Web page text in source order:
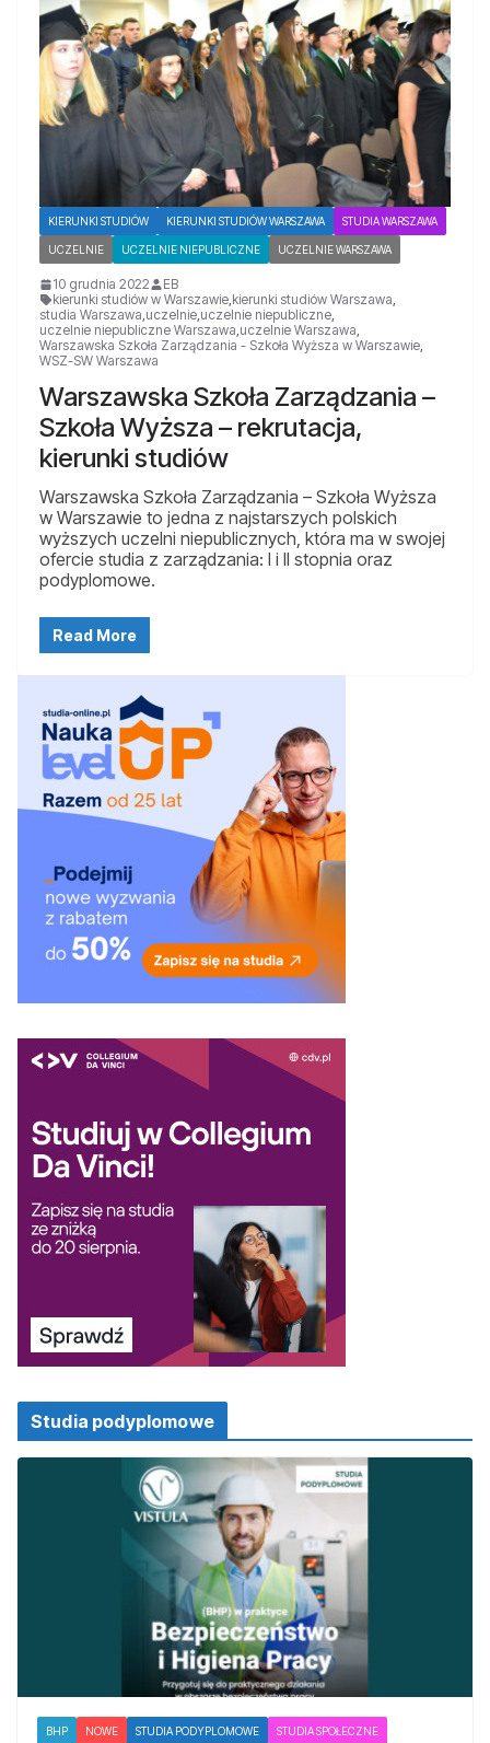
KIERUNKI STUDIÓW KIERUNKI STUDIÓW WARSZAWA STUDIA WARSZAWA
UCZELNIE UCZELNIE NIEPUBLICZNE UCZELNIE WARSZAWA
10 grudnia 2022
EB
kierunki studiów w Warszawie,kierunki studiów Warszawa,
studia Warszawa,uczelnie,uczelnie niepubliczne,
uczelnie niepubliczne Warszawa,uczelnie Warszawa,
Warszawska Szkoła Zarządzania - Szkoła Wyższa w Warszawie,
WSZ-SW Warszawa
Warszawska Szkoła Zarządzania –
Szkoła Wyższa – rekrutacja,
kierunki studiów
Warszawska Szkoła Zarządzania – Szkoła Wyższa
w Warszawie to jedna z najstarszych polskich
wyższych uczelni niepublicznych, która ma w swojej
ofercie studia z zarządzania: I i II stopnia oraz
podyplomowe.
Read More
Studia podyplomowe
BHP NOWE STUDIA PODYPLOMOWE STUDIA SPOŁECZNE